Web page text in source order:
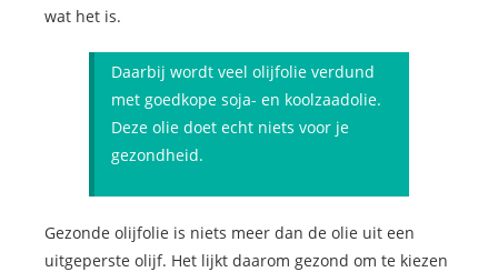
wat het is.
Daarbij wordt veel olijfolie verdund
met goedkope soja- en koolzaadolie.
Deze olie doet echt niets voor je
gezondheid.
Gezonde olijfolie is niets meer dan de olie uit een
uitgeperste olijf. Het lijkt daarom gezond om te kiezen